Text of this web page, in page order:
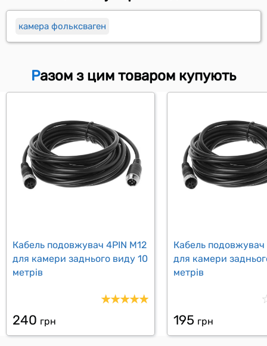
камера фольксваген
Разом з цим товаром купують
Кабель подовжувач 4PIN M12
для камери заднього виду 10
метрів
240 грн
Кабель подовжувач
для камери
метрів
195 грн